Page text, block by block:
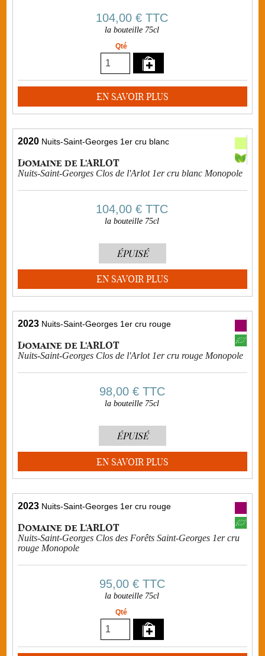
104,00 € TTC
la bouteille 75cl
Qté
EN SAVOIR PLUS
2020 Nuits-Saint-Georges 1er cru blanc
Domaine de L'ARLOT
Nuits-Saint-Georges Clos de l'Arlot 1er cru blanc Monopole
104,00 € TTC
la bouteille 75cl
ÉPUISÉ
EN SAVOIR PLUS
2023 Nuits-Saint-Georges 1er cru rouge
Domaine de L'ARLOT
Nuits-Saint-Georges Clos de l'Arlot 1er cru rouge Monopole
98,00 €TTC
la bouteille 75cl
ÉPUISÉ
EN SAVOIR PLUS
2023 Nuits-Saint-Georges 1er cru rouge
Domaine de L'ARLOT
Nuits-Saint-Georges Clos des Forêts Saint-Georges 1er cru
rouge Monopole
95,00 €TTC
la bouteille 75cl
Qté